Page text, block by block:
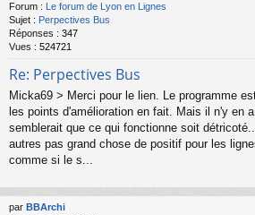
Forum :
Le forum de Lyon en Lignes
Sujet : Perpectives Bus
Réponses : 347
Vues : 524721
Re: Perpectives Bus
Micka69 > Merci pour le lien. Le programme
les points d'amélioration en fait. Mais il n'y en
semblerait que ce qui fonctionne soit
autres pas grand chose de positif pour les
comme si le s...
par BBArchi